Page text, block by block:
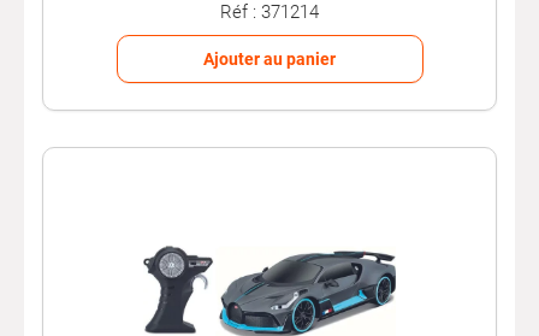
Réf : 371214
Ajouter au panier